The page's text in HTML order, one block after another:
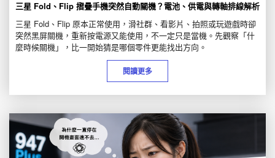
三星 Fold、Flip 摺疊手機突然自動關機？電池、供電與轉軸排線解析
三星 Fold、Flip 原本正常使用，滑社群、看影片、拍照或玩遊戲時卻
突然黑屏關機，重新按電源又能使用，不一定只是當機。先觀察「什
麼時候關機」，比一開始猜是哪個零件更能找出方向。
閱讀更多